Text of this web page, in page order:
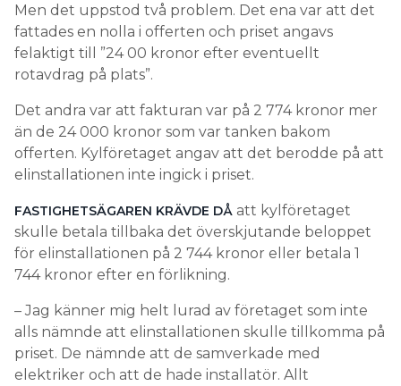
Men det uppstod två problem. Det ena var att det
fattades en nolla i offerten och priset angavs
felaktigt till ”24 00 kronor efter eventuellt
rotavdrag på plats”.
Det andra var att fakturan var på 2 774 kronor mer
än de 24 000 kronor som var tanken bakom
offerten. Kylföretaget angav att det berodde på att
elinstallationen inte ingick i priset.
FASTIGHETSÄGAREN KRÄVDE DÅ att kylföretaget
skulle betala tillbaka det överskjutande beloppet
för elinstallationen på 2 744 kronor eller betala 1
744 kronor efter en förlikning.
– Jag känner mig helt lurad av företaget som inte
alls nämnde att elinstallationen skulle tillkomma på
priset. De nämnde att de samverkade med
elektriker och att de hade installatör. Allt